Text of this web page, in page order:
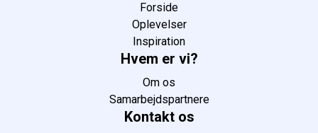
Forside
Oplevelser
Inspiration
Hvem er vi?
Om os
Samarbejdspartnere
Kontakt os